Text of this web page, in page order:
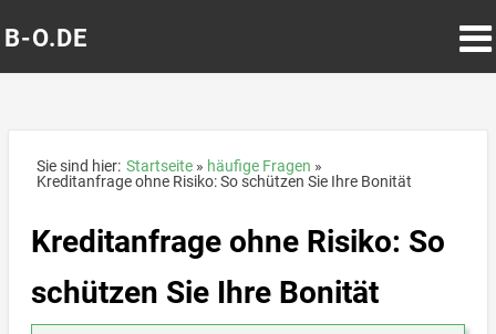
B-O.DE
Sie sind hier: Startseite
häufige Fragen
Kreditanfrage ohne Risiko: So schützen Sie Ihre Bonität
Kreditanfrage ohne Risiko: So
schützen Sie Ihre Bonität